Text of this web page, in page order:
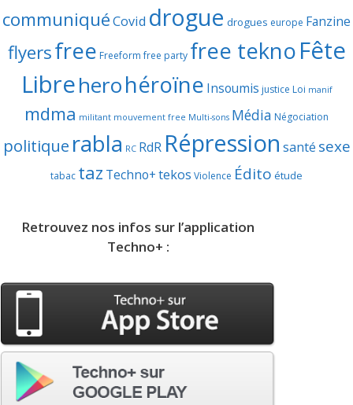
communiquéCovid drogue drogues europe Fanzine
flyersfree Freeform free party free teknoFête
Libreherohéroïne Insoumis justice Loi manif
mdma militant mouvement free Multi-sons Média Négociation
politique rabla RC RdR Répression santé sexe
tabac taz Techno+tekos Violence Édito étude
Retrouvez nos infos sur l’application
Techno+ :